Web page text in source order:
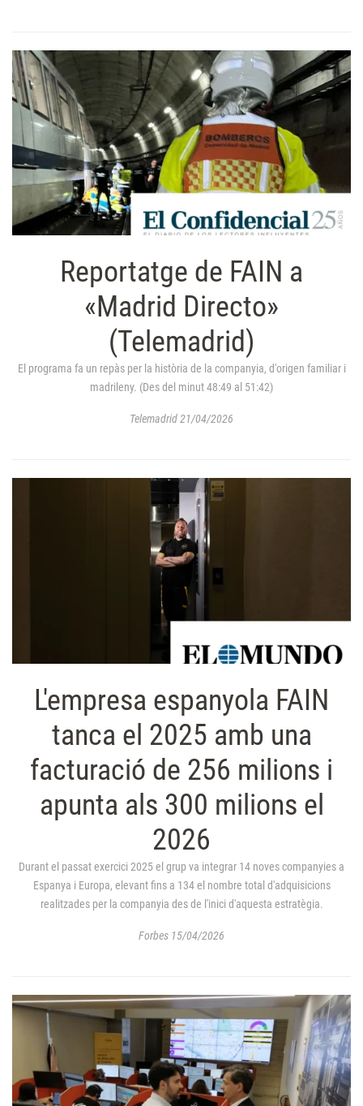
Reportatge de FAIN a
«Madrid Directo»
(Telemadrid)
El programa fa un repàs per la història de la companyia, d'origen familiar i
madrileny. (Des del minut 48:49 al 51:42)
Telemadrid 21/04/2026
L'empresa espanyola FAIN
tanca el 2025 amb una
facturació de 256 milions i
apunta als 300 milions el
2026
Durant el passat exercici 2025 el grup va integrar 14 noves companyies a
Espanya i Europa, elevant fins a 134 el nombre total d'adquisicions
realitzades per la companyia des de l'inici d'aquesta estratègia.
Forbes 15/04/2026